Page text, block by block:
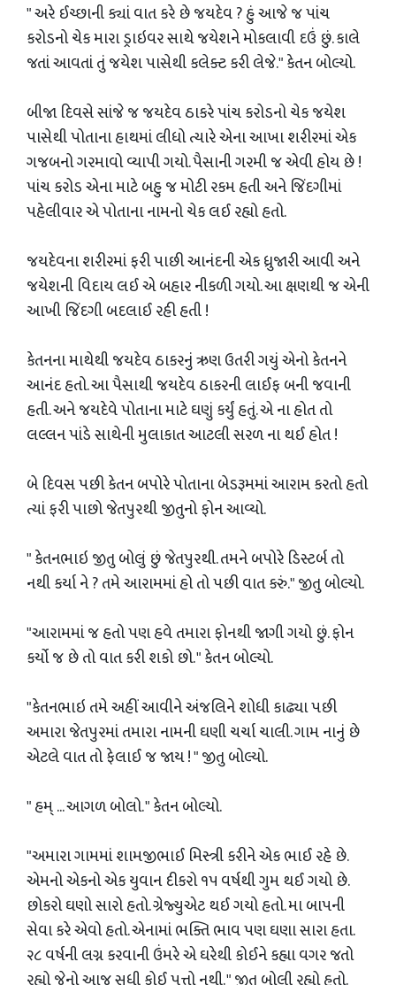
" અરે ઈચ્છાની ક્યાં વાત કરે છે જયદેવ ? હું આજે જ પાંચ
કરોડનો ચેક મારા ડ્રાઇવર સાથે જયેશને મોકલાવી દઉં છું. કાલે
જતાં આવતાં તું જયેશ પાસેથી કલેક્ટ કરી લેજે." કેતન બોલ્યો.
બીજા દિવસે સાંજે જ જયદેવ ઠાકરે પાંચ કરોડનો ચેક જયેશ
પાસેથી પોતાના હાથમાં લીધો ત્યારે એના આખા શરીરમાં એક
ગજબનો ગરમાવો વ્યાપી ગયો. પૈસાની ગરમી જ એવી હોય છે !
પાંચ કરોડ એના માટે બહુ જ મોટી રકમ હતી અને જિંદગીમાં
પહેલીવાર એ પોતાના નામનો ચેક લઈ રહ્યો હતો.
જયદેવના શરીરમાં ફરી પાછી આનંદની એક ધ્રુજારી આવી અને
જયેશની વિદાય લઈ એ બહાર નીકળી ગયો. આ ક્ષણથી જ એની
આખી જિંદગી બદલાઈ રહી હતી !
કેતનના માથેથી જયદેવ ઠાકરનું ઋણ ઉતરી ગયું એનો કેતનને
આનંદ હતો. આ પૈસાથી જયદેવ ઠાકરની લાઈફ બની જવાની
હતી. અને જયદેવે પોતાના માટે ઘણું કર્યું હતું. એ ના હોત તો
લલ્લન પાંડે સાથેની મુલાકાત આટલી સરળ ના થઈ હોત !
બે દિવસ પછી કેતન બપોરે પોતાના બેડરૂમમાં આરામ કરતો હતો
ત્યાં ફરી પાછો જેતપુરથી જીતુનો ફોન આવ્યો.
" કેતનભાઇ જીતુ બોલું છું જેતપુરથી. તમને બપોરે ડિસ્ટર્બ તો
નથી કર્યા ને ? તમે આરામમાં હો તો પછી વાત કરું." જીતુ બોલ્યો.
"આરામમાં જ હતો પણ હવે તમારા ફોનથી જાગી ગયો છું. ફોન
કર્યો જ છે તો વાત કરી શકો છો. " કેતન બોલ્યો.
"કેતનભાઇ તમે અહીં આવીને અંજલિને શોધી કાઢ્યા પછી
અમારા જેતપુરમાં તમારા નામની ઘણી ચર્ચા ચાલી. ગામ નાનું છે
એટલે વાત તો ફેલાઈ જ જાય ! " જીતુ બોલ્યો.
" હમ્ ... આગળ બોલો. " કેતન બોલ્યો.
"અમારા ગામમાં શામજીભાઈ મિસ્ત્રી કરીને એક ભાઈ રહે છે.
એમનો એકનો એક યુવાન દીકરો ૧૫ વર્ષથી ગુમ થઈ ગયો છે.
છોકરો ઘણો સારો હતો. ગ્રેજ્યુએટ થઈ ગયો હતો. મા બાપની
સેવા કરે એવો હતો. એનામાં ભક્તિ ભાવ પણ ઘણા સારા હતા.
૨૮ વર્ષની લગ્ન કરવાની ઉંમરે એ ઘરેથી કોઈને કહ્યા વગર જતો